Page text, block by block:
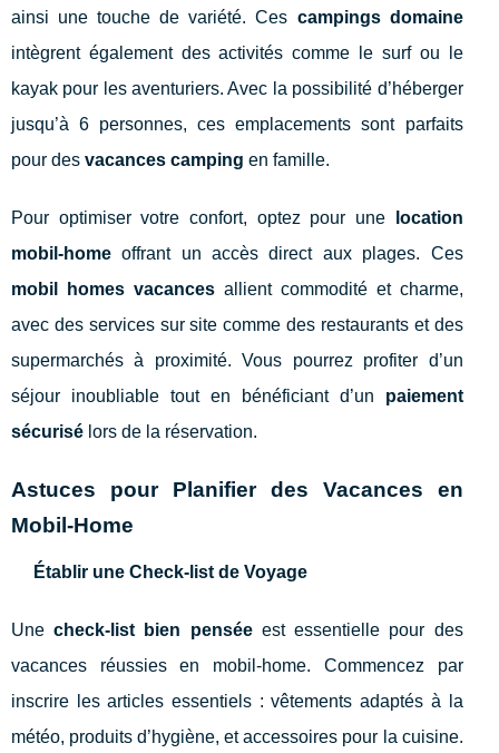
ainsi une touche de variété. Ces campings domaine
intègrent également des activités comme le surf ou le
kayak pour les aventuriers. Avec la possibilité d’héberger
jusqu’à 6 personnes, ces emplacements sont parfaits
pour des vacances camping en famille.
Pour optimiser votre confort, optez pour une
location
mobil-home offrant un accès direct aux plages. Ces
mobil homes vacancesallient commodité et charme,
avec des services sur site comme des restaurants et des
supermarchés à proximité. Vous pourrez profiter d’un
séjour inoubliable tout en bénéficiant d’un paiement
sécurisé lors de la réservation.
Astuces pour Planifier des Vacances en
Mobil-Home
Établir une Check-list de Voyage
Unecheck-list bien penséeest essentielle pour des
vacances réussies en mobil-home. Commencez par
inscrire les articles essentiels : vêtements adaptés à la
météo, produits d’hygiène, et accessoires pour la cuisine.